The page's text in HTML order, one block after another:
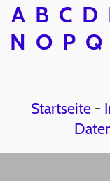
A B C D
N O P Q
Startseite-